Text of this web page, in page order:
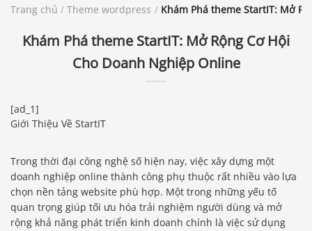
Trang chủ / Theme wordpress / Khám Phá theme StartIT: Mở
Khám Phá theme StartIT: Mở Rộng Cơ Hội
Cho Doanh Nghiệp Online
[ad_1]
Giới Thiệu Về StartIT
Trong thời đại công nghệ số hiện nay, việc xây dựng một
doanh nghiệp online thành công phụ thuộc rất nhiều vào lựa
chọn nền tảng website phù hợp. Một trong những yếu tố
quan trọng giúp tối ưu hóa trải nghiệm người dùng và mở
rộng khả năng phát triển kinh doanh chính là việc sử dụng